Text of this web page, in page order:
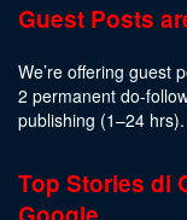
Guest Posts
We’re offering guest
2 permanent do-
publishing (1–24 hrs).
Top Stories di